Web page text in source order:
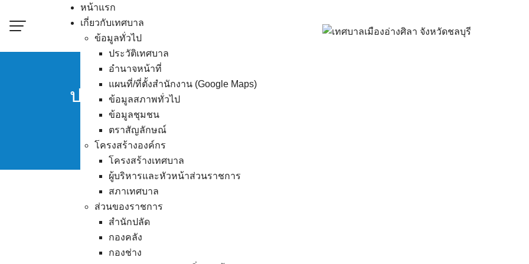
หน้าแรก
เกี่ยวกับเทศบาล
ข้อมูลทั่วไป
ประวัติเทศบาล
อำนาจหน้าที่
แผนที่/ที่ตั้งสำนักงาน (Google Maps)
ข้อมูลสภาพทั่วไป
ข้อมูลชุมชน
ตราสัญลักษณ์
โครงสร้างองค์กร
โครงสร้างเทศบาล
ผู้บริหารและหัวหน้าส่วนราชการ
สภาเทศบาล
ส่วนของราชการ
สำนักปลัด
กองคลัง
กองช่าง
ประกวดราคาโครงการก่อสร้างถนนคอนกรีตเสริมเหล็ก